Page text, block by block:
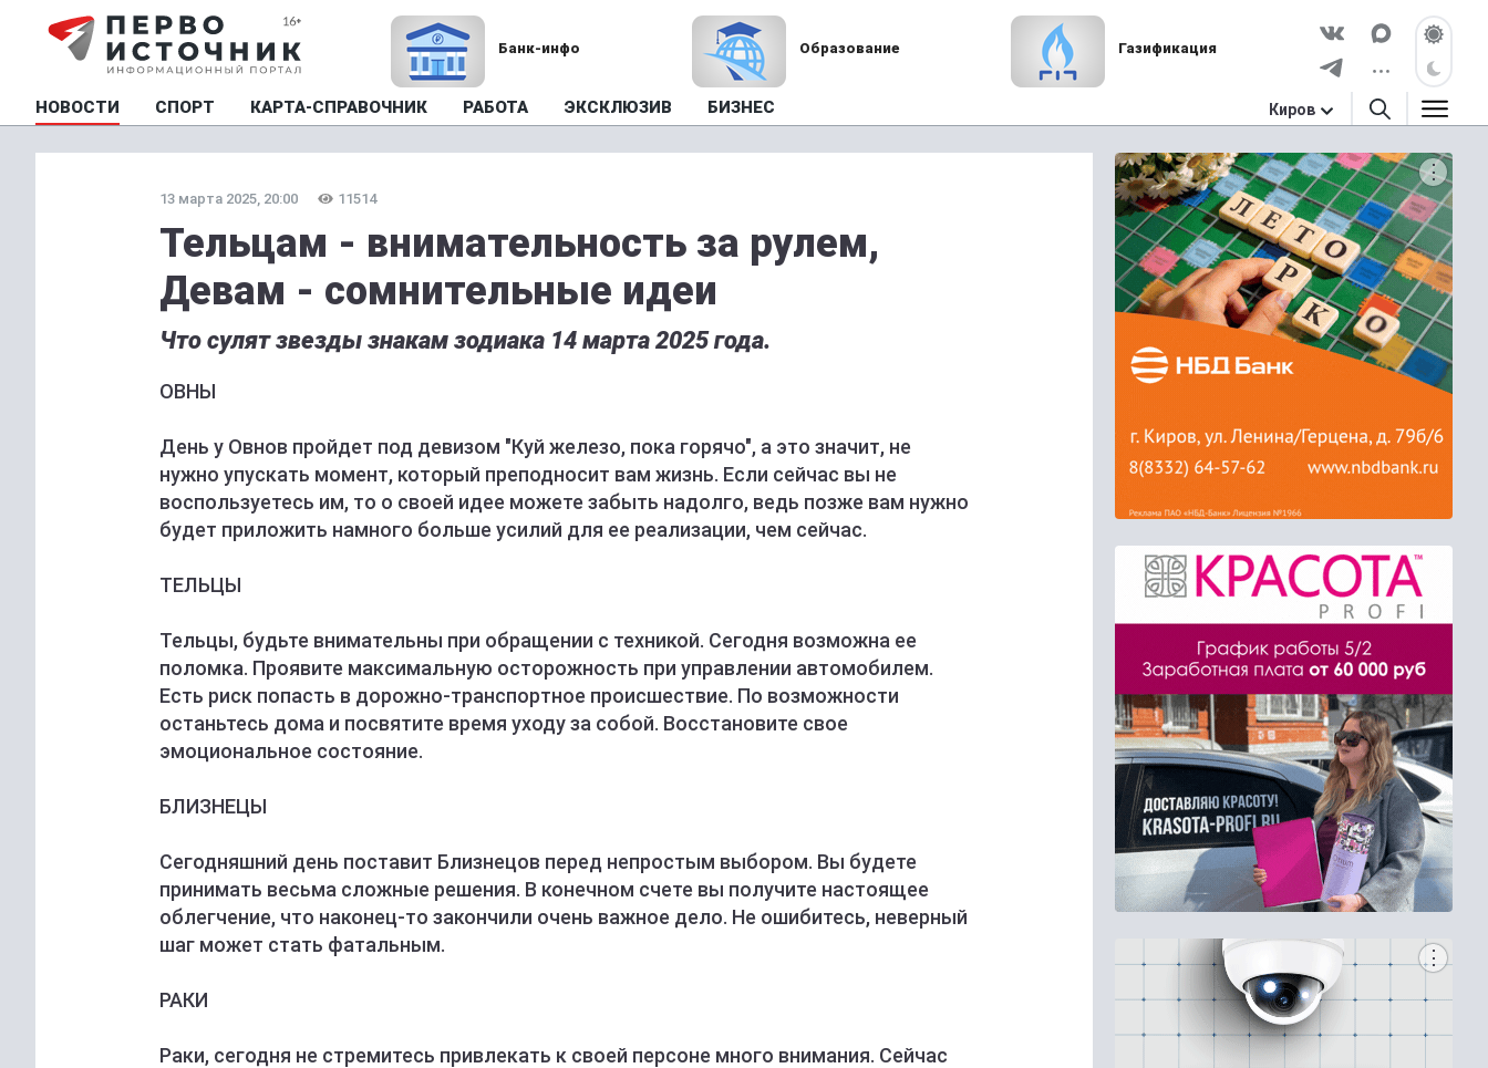
Банк-инфо Образование Газификация
НОВОСТИ СПОРТ КАРТА-СПРАВОЧНИК РАБОТА ЭКСКЛЮЗИВ БИЗНЕС Киров
13 марта 2025, 20:00 11514
Тельцам - внимательность за рулем,
Девам - сомнительные идеи
Что сулят звезды знакам зодиака 14 марта 2025 года.
ОВНЫ
День у Овнов пройдет под девизом "Куй железо, пока горячо", а это значит, не
нужно упускать момент, который преподносит вам жизнь. Если сейчас вы не
воспользуетесь им, то о своей идее можете забыть надолго, ведь позже вам нужно
будет приложить намного больше усилий для ее реализации, чем сейчас.
ТЕЛЬЦЫ
Тельцы, будьте внимательны при обращении с техникой. Сегодня возможна ее
поломка. Проявите максимальную осторожность при управлении автомобилем.
Есть риск попасть в дорожно-транспортное происшествие. По возможности
останьтесь дома и посвятите время уходу за собой. Восстановите свое
эмоциональное состояние.
БЛИЗНЕЦЫ
Сегодняшний день поставит Близнецов перед непростым выбором. Вы будете
принимать весьма сложные решения. В конечном счете вы получите настоящее
облегчение, что наконец-то закончили очень важное дело. Не ошибитесь, неверный
шаг может стать фатальным.
РАКИ
Раки, сегодня не стремитесь привлекать к своей персоне много внимания. Сейчас